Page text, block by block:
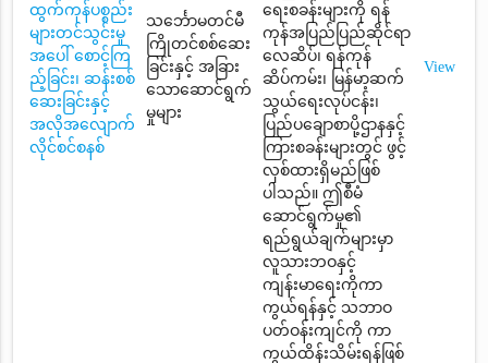
ထွက်ကုန်ပစ္စည်း
များတင်သွင်းမှု
အပေါ် စောင့်ကြ
ည့်ခြင်း၊ ဆန်းစစ်
ဆေးခြင်းနှင့်
အလိုအလျောက်
လိုင်စင်စနစ်
သင်္ဘောမတင်မီ
ကြိုတင်စစ်ဆေး
ခြင်းနှင့် အခြား
သောဆောင်ရွက်
မှုများ
ရေးစခန်းများကို ရန်
ကုန်အပြည်ပြည်ဆိုင်ရာ
လေဆိပ်၊ ရန်ကုန်
ဆိပ်ကမ်း၊ မြန်မာ့ဆက်
သွယ်ရေးလုပ်ငန်း၊
ပြည်ပချောစာပို့ဌာနနှင့်
ကြားစခန်းများတွင် ဖွင့်
လှစ်ထားရှိမည်ဖြစ်
ပါသည်။ ဤစီမံ
ဆောင်ရွက်မှု၏
ရည်ရွယ်ချက်များမှာ
လူသားဘဝနှင့်
ကျန်းမာရေးကိုကာ
ကွယ်ရန်နှင့် သဘာဝ
ပတ်ဝန်းကျင်ကို ကာ
ကွယ်ထိန်းသိမ်းရန်ဖြစ်
View